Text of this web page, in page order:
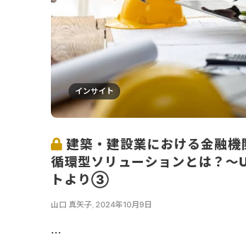
インサイト
建築・建設業における金融機
循環型ソリューションとは？〜
トより③
山口 真矢子 2024年10月9日
...